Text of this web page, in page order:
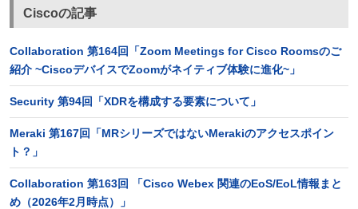
Ciscoの記事
Collaboration 第164回「Zoom Meetings for Cisco Roomsのご
紹介 ~CiscoデバイスでZoomがネイティブ体験に進化~」
Security 第94回「XDRを構成する要素について」
Meraki 第167回「MRシリーズではないMerakiのアクセスポイン
ト？」
Collaboration 第163回 「Cisco Webex 関連のEoS/EoL情報まと
め（2026年2月時点）」